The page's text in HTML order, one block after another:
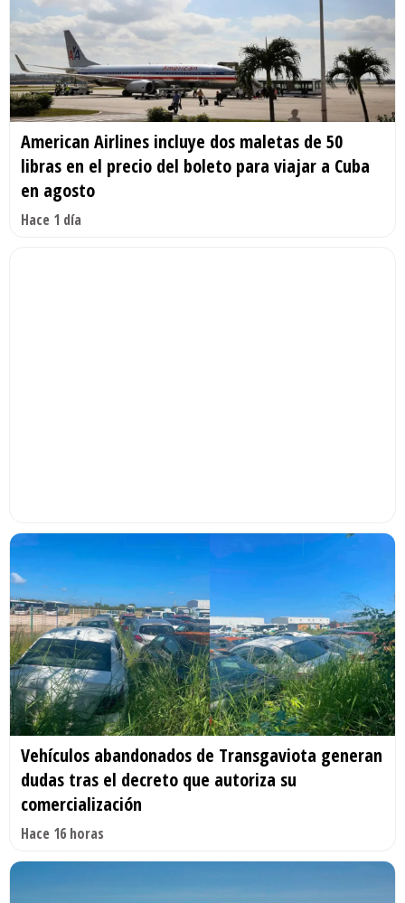
American Airlines incluye dos maletas de 50
libras en el precio del boleto para viajar a Cuba
en agosto
Hace 1 día
Vehículos abandonados de Transgaviota generan
dudas tras el decreto que autoriza su
comercialización
Hace 16 horas